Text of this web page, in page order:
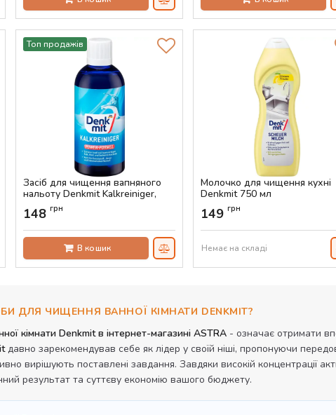
Топ продажів
Засіб для чищення вапняного
нальоту Denkmit Kalkreiniger,
500 мл
Артикул:
148 грн
В кошик
Молочко для чищення кухні
Denkmit 750 мл
Артикул:AS-00009
149 грн
Немає на складі
ДЛЯ ЧИЩЕННЯ ВАННОЇ КІМНАТИ DENKMIT?
кімнати Denkmit в інтернет-магазині ASTRA - означає отримати
давно зарекомендував себе як лідер у своїй ніші, пропонуючи
вирішують поставлені завдання. Завдяки високій концентрації
результат та суттєву економію вашого бюджету.